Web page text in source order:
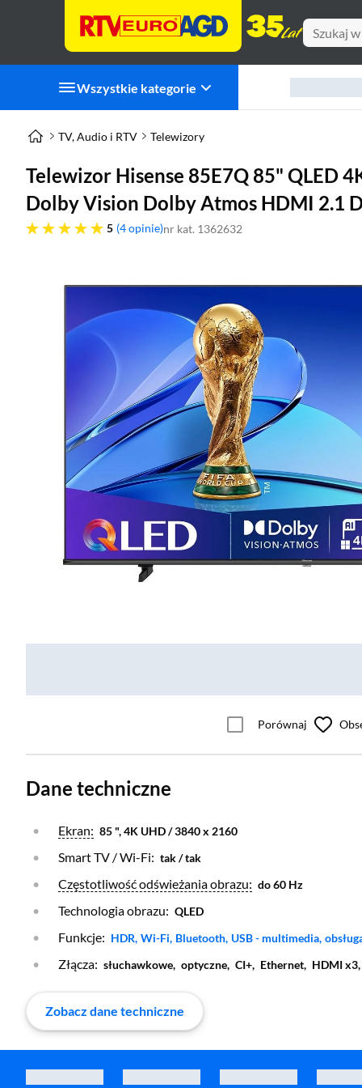
Wszystkie kategorie
TV, Audio i RTV Telewizory
Telewizor Hisense 85E7Q 85" QLED
Dolby Vision Dolby Atmos HDMI 2.1
5
pięć gwiazdek 4 opinie nr kat. 1362632
Porównaj
Dane techniczne
Otwórz warstwę
Ekran: 85 ", 4K UHD / 3840 x 2160
Smart TV / Wi-Fi: tak / tak
Otwórz warstwę
Częstotliwość odświeżania obrazu: do 60 Hz
Technologia obrazu: QLED
Funkcje: Otwórz warstwę
HDR, Otwórz warstwę
Wi-Fi, Otwórz warstwę
Bluetooth, Otwórz warstwę
USB - multimedia,
Złącza: słuchawkowe, optyczne, CI+, Ethernet, HDMI x3,
Zobacz dane techniczne